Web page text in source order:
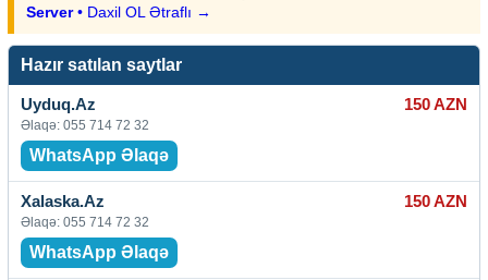
Server• Daxil OL Ətraflı →
Hazır satılan saytlar
Uyduq.Az 150 AZN
Əlaqə: 055 714 72 32
WhatsApp Əlaqə
Xalaska.Az 150 AZN
Əlaqə: 055 714 72 32
WhatsApp Əlaqə